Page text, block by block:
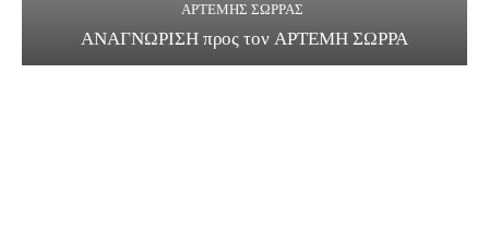
ΑΡΤΕΜΗΣ ΣΩΡΡΑΣ
ΑΝΑΓΝΩΡΙΣΗ προς τον ΑΡΤΕΜΗ ΣΩΡΡΑ